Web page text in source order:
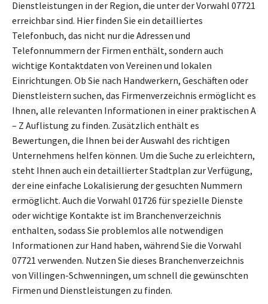
Dienstleistungen in der Region, die unter der Vorwahl 07721
erreichbar sind. Hier finden Sie ein detailliertes
Telefonbuch, das nicht nur die Adressen und
Telefonnummern der Firmen enthält, sondern auch
wichtige Kontaktdaten von Vereinen und lokalen
Einrichtungen. Ob Sie nach Handwerkern, Geschäften oder
Dienstleistern suchen, das Firmenverzeichnis ermöglicht es
Ihnen, alle relevanten Informationen in einer praktischen A
– Z Auflistung zu finden. Zusätzlich enthält es
Bewertungen, die Ihnen bei der Auswahl des richtigen
Unternehmens helfen können. Um die Suche zu erleichtern,
steht Ihnen auch ein detaillierter Stadtplan zur Verfügung,
der eine einfache Lokalisierung der gesuchten Nummern
ermöglicht. Auch die Vorwahl 01726 für spezielle Dienste
oder wichtige Kontakte ist im Branchenverzeichnis
enthalten, sodass Sie problemlos alle notwendigen
Informationen zur Hand haben, während Sie die Vorwahl
07721 verwenden. Nutzen Sie dieses Branchenverzeichnis
von Villingen-Schwenningen, um schnell die gewünschten
Firmen und Dienstleistungen zu finden.